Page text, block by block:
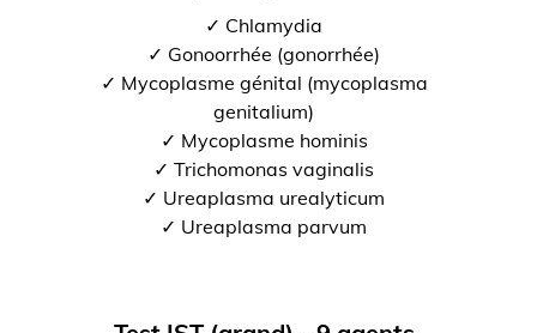
✓ Chlamydia
✓ Gonoorrhée (gonorrhée)
✓ Mycoplasme génital (mycoplasma
genitalium)
✓ Mycoplasme hominis
✓ Trichomonas vaginalis
✓ Ureaplasma urealyticum
✓ Ureaplasma parvum